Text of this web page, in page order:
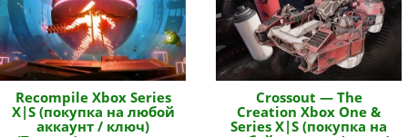
Recompile Xbox Series
X|S (покупка на любой
аккаунт / ключ)
Crossout — The
Creation Xbox One &
Series X|S (покупка на